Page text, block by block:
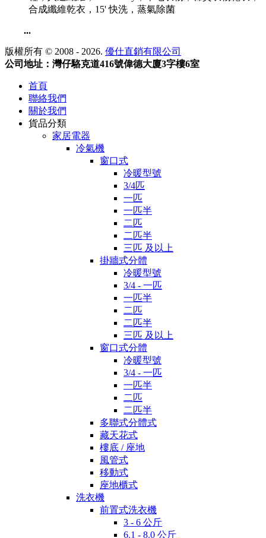
合成纖維乾衣，15' 快洗，蒸氣除菌
...
版權所有 © 2008 - 2026. 優仕直銷有限公司
公司地址：灣仔駱克道416號偉德大廈3字樓6室
首頁
聯絡我們
關於我們
貨品分類
家居電器
冷氣機
窗口式
冷暖型號
3/4匹
一匹
一匹半
二匹
二匹半
三匹 及以上
掛牆式分體
冷暖型號
3/4 - 一匹
一匹半
二匹
二匹半
三匹 及以上
窗口式分體
冷暖型號
3/4 - 一匹
一匹半
二匹
二匹半
多聯式分體式
藏天花式
樓底 / 座地
風管式
移動式
座地櫃式
洗衣機
前置式洗衣機
3 - 6 公斤
6.1 - 8.0 公斤